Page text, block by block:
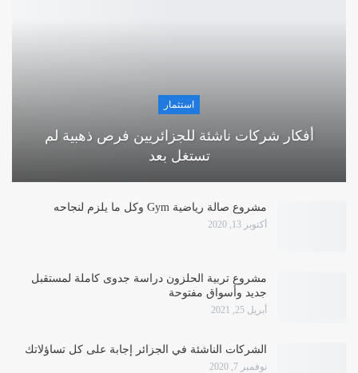
استثمار
أفكار شركات ناشئة للجزائريين فرص ذهبية لم
تستغل بعد
مشروع صالة رياضية Gym وكل ما يلزم لنجاحه
أكتوبر 13, 2020
مشروع تربية الحلزون دراسة جدوى كاملة لمستقبل
جديد وأسواق مفتوحة
أبريل 25, 2021
الشركات الناشئة في الجزائر إجابة على كل تساؤلاتك
نوفمبر 7, 2020